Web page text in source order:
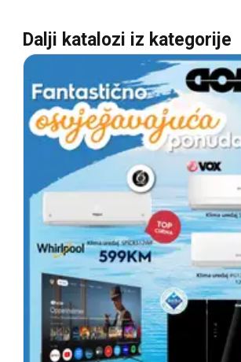
Dalji katalozi iz kategorije